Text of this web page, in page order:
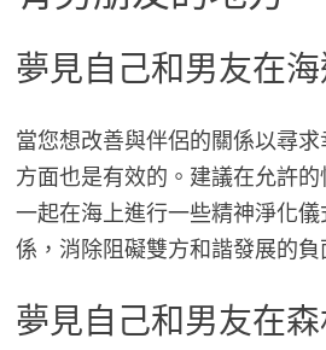
夢見自己和男友在
當您想改善與伴侶的關係以尋
方面也是有效的。建議在允許
一起在海上進行一些精神淨化
係，消除阻礙雙方和諧發展的負
夢見自己和男友在